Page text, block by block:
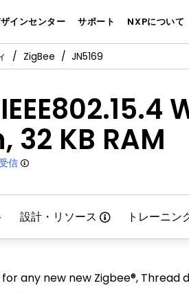
インセンター サポート NXPについて
ZigBee JN5169
32 KB RAM
信
設計・リソース トレーニン
any new new Zigbee®, Thread